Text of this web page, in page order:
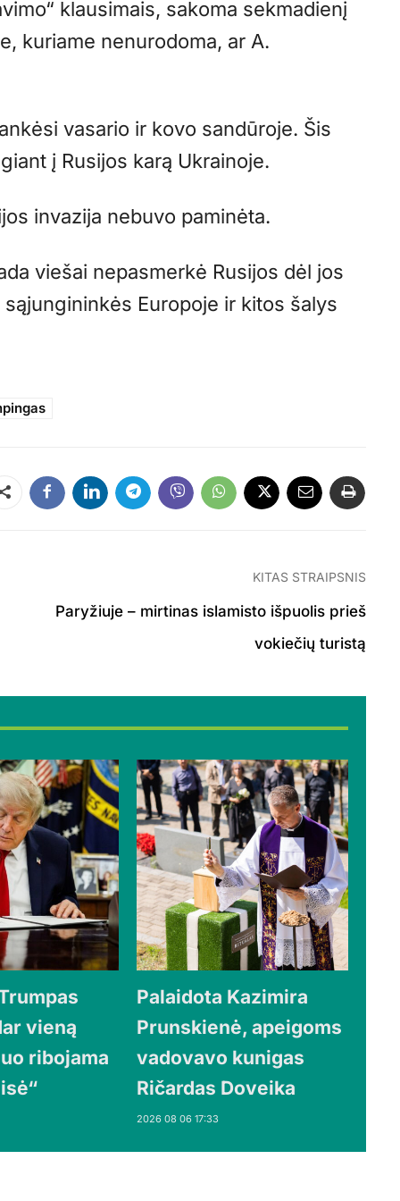
klausimais, sakoma sekmadienį
kuriame nenurodoma, ar A.
vasario ir kovo sandūroje. Šis
į Rusijos karą Ukrainoje.
invazija nebuvo paminėta.
viešai nepasmerkė Rusijos dėl jos
Europoje ir kitos šalys
Dalintis
KITAS STRAIPSNIS
Paryžiuje – mirtinas islamisto išpuolis prieš
vokiečių turistą
vieną
ribojama
Palaidota Kazimira
Prunskienė, apeigoms
vadovavo kunigas
Ričardas Doveika
2026 08 06 17:33